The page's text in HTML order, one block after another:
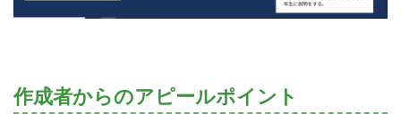
作成者からのアピールポイント